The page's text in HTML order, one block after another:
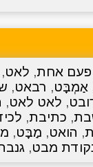
פעם אחת, לאט,
אַמְבָּט, רבאט,
, לאט לאט,
, כתיבת,
, הואט, מַבָּט,
מבט,